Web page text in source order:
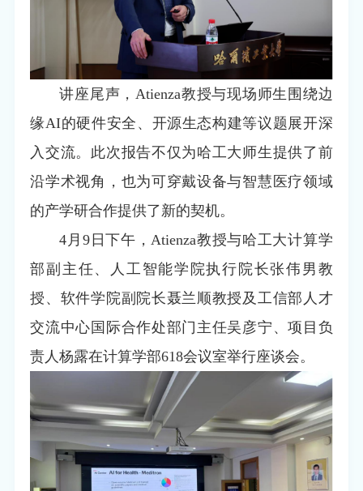
讲座尾声，Atienza教授与现场师生围绕边
缘AI的硬件安全、开源生态构建等议题展开深
入交流。此次报告不仅为哈工大师生提供了前
沿学术视角，也为可穿戴设备与智慧医疗领域
的产学研合作提供了新的契机。
4月9日下午，Atienza教授与哈工大计算学
部副主任、人工智能学院执行院长张伟男教
授、软件学院副院长聂兰顺教授及工信部人才
交流中心国际合作处部门主任吴彦宁、项目负
责人杨露在计算学部618会议室举行座谈会。